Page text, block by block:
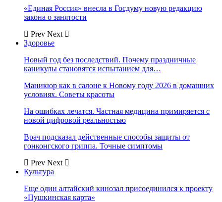
«Единая Россия» внесла в Госдуму новую редакцию
закона о занятости
Prev Next
Здоровье
Новый год без последствий. Почему праздничные
каникулы становятся испытанием для…
Маникюр как в салоне к Новому году 2026 в домашних
условиях. Советы красоты
На ошибках лечатся. Частная медицина примиряется с
новой цифровой реальностью
Врач подсказал действенные способы защиты от
гонконгского гриппа. Точные симптомы
Prev Next
Культура
Еще один алтайский кинозал присоединился к проекту
«Пушкинская карта»